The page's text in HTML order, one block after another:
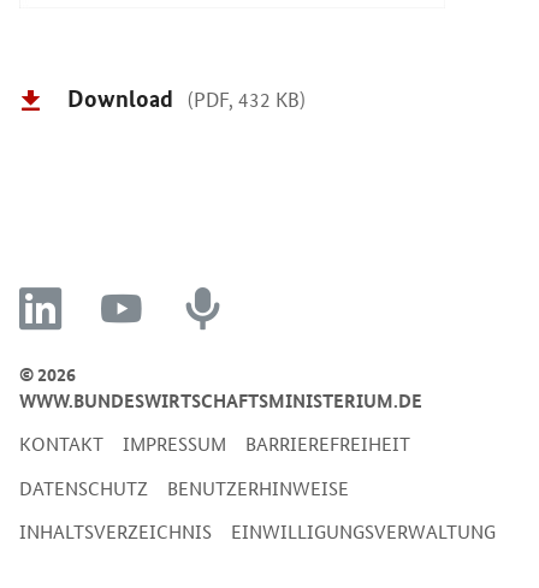
Download (PDF, 432 KB)
linkedin youtube
© 2026
WWW.BUNDESWIRTSCHAFTSMINISTERIUM.DE
KONTAKT IMPRESSUM
BARRIEREFREIHEIT
DATENSCHUTZ
BENUTZERHINWEISE
INHALTSVERZEICHNIS
EINWILLIGUNGSVERWALTUNG